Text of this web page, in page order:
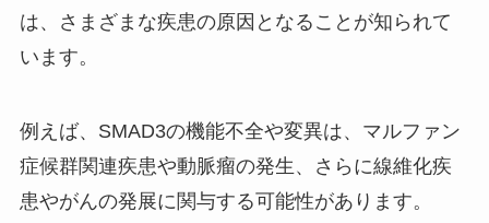
は、さまざまな疾患の原因となることが知られて
います。
例えば、SMAD3の機能不全や変異は、マルファン
症候群関連疾患や動脈瘤の発生、さらに線維化疾
患やがんの発展に関与する可能性があります。